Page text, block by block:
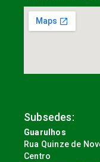
Subsedes:
Guarulhos
Rua Quinze de
Centro